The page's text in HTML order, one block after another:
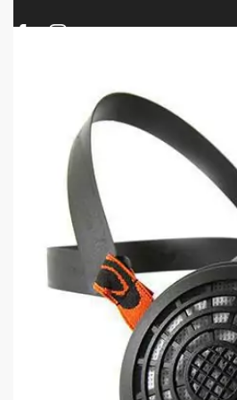
ΟΠΛΑ – ΚΥΝΗΓΙ – ΣΚΟΠΟΒΟΛΗ